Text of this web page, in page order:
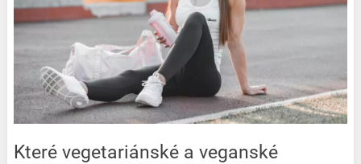
Které vegetariánské a veganské